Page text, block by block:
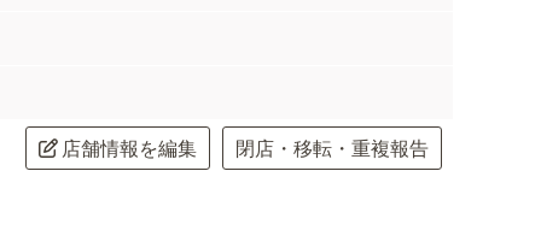
店舗情報を編集 閉店・移転・重複報告